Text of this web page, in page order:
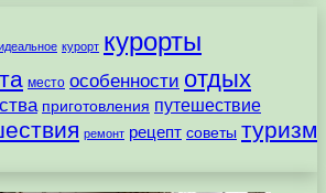
курорт курорты
место особенности отдых
приготовления путешествие
ремонт рецепт советы туризм